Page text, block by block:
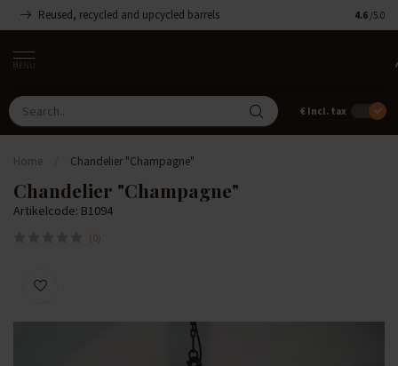
Reused, recycled and upcycled barrels 4.6 /5.0
MENU
€ Incl. tax
Home Chandelier "Champagne"
Chandelier "Champagne"
Artikelcode: B1094
(0)